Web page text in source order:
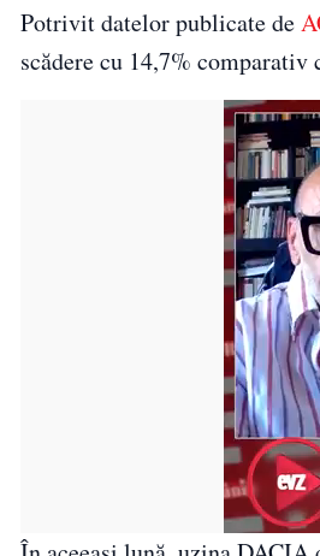
Potrivit datelor publicate de
scădere cu 14,7%